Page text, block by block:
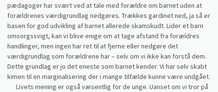
pædagoger har svært ved at tale med forældre om barnet uden at
forældrenes værdigrundlag nedgøres. Trækkes gardinet ned, ja så er
basen for god udvikling af barnet allerede skamskudt. Lider et barn
omsorgssvigt, kan vi blive enige om at tage afstand fra forældres
handlinger, men ingen har ret til at fjerne eller nedgøre det
værdigrundlag som forældrene har – selv om vi ikke kan forstå dem.
Dette grundlag er jo det eneste som barnet kender. Vi har selv skabt
kimen til en marginalisering der i mange tilfælde kunne være undgået.
Livets mening er også væsentlig for de unge. Uanset om vi tror på